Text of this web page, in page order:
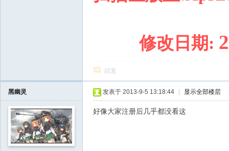
修改日期 :
回复
黑幽灵 发表于 2013-9-5 13:18:44 显示全部楼层
好像大家注册后几乎都没看这